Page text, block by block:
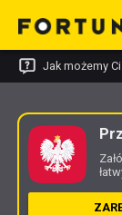
Jak możemy